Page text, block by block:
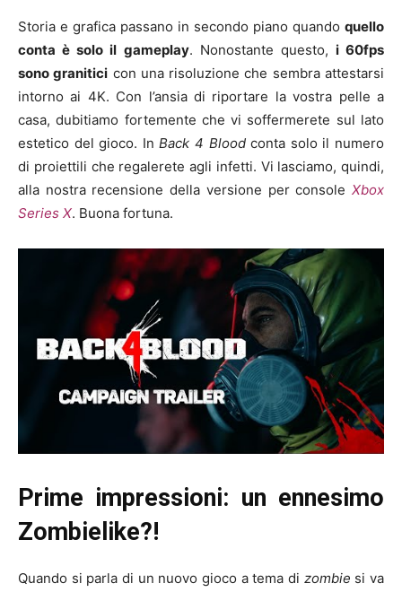
Storia e grafica passano in secondo piano quando quello
conta è solo il gameplay. Nonostante questo, i 60fps
sono granitici con una risoluzione che sembra attestarsi
intorno ai 4K. Con l’ansia di riportare la vostra pelle a
casa, dubitiamo fortemente che vi soffermerete sul lato
estetico del gioco. InBack 4 Bloodconta solo il numero
di proiettili che regalerete agli infetti. Vi lasciamo, quindi,
alla nostra recensione della versione per console Xbox
Series X. Buona fortuna.
Prime impressioni: un ennesimo
Zombielike?!
Quando si parla di un nuovo gioco a tema di zombie si va